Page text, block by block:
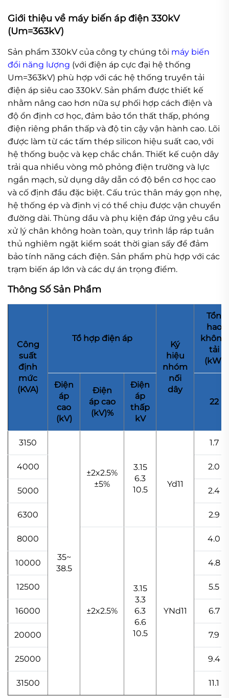
Giới thiệu về máy biến áp điện 330kV
(Um=363kV)
Sản phẩm 330kV của công ty chúng tôi máy biến
đổi năng lượng (với điện áp cực đại hệ thống
Um=363kV) phù hợp với các hệ thống truyền tải
điện áp siêu cao 330kV. Sản phẩm được thiết kế
nhằm nâng cao hơn nữa sự phối hợp cách điện và
độ ổn định cơ học, đảm bảo tổn thất thấp, phóng
điện riêng phần thấp và độ tin cậy vận hành cao. Lõi
được làm từ các tấm thép silicon hiệu suất cao, với
hệ thống buộc và kẹp chắc chắn. Thiết kế cuộn dây
trải qua nhiều vòng mô phỏng điện trường và lực
ngắn mạch, sử dụng dây dẫn có độ bền cơ học cao
và cố định đầu đặc biệt. Cấu trúc thân máy gọn nhẹ,
hệ thống ép và định vị có thể chịu được vận chuyển
đường dài. Thùng dầu và phụ kiện đáp ứng yêu cầu
xử lý chân không hoàn toàn, quy trình lắp ráp tuân
thủ nghiêm ngặt kiểm soát thời gian sấy để đảm
bảo tính năng cách điện. Sản phẩm phù hợp với các
trạm biến áp lớn và các dự án trọng điểm.
Thông Số Sản Phẩm
Công
suất
định
mức
(KVA)
Tổ hợp điện áp
Ký
hiệu
nhóm
nối
dây
Tổn
hao
không
tải
(kW)
Điện
áp
cao
(kV)
Điện
áp cao
(kV)%
Điện
áp
thấp
kV
22
3150
35~
38.5
±2x2.5%
±5%
3.15
6.3
10.5
Yd11
1.7
4000 2.0
5000 2.4
6300 2.9
8000
±2x2.5%
3.15
3.3
6.3
6.6
10.5
YNd11
4.0
10000 4.8
12500 5.5
16000 6.7
20000 7.9
25000 9.4
31500 11.1